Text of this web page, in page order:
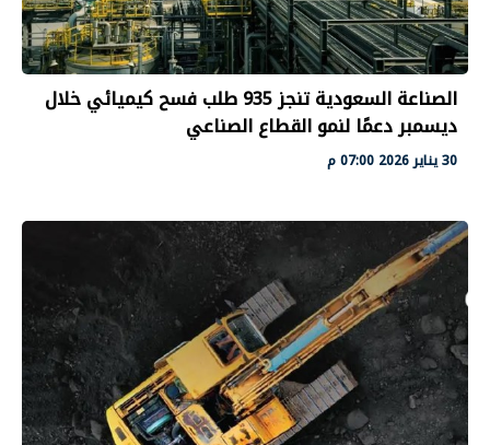
الصناعة السعودية تنجز 935 طلب فسح كيميائي خلال
ديسمبر دعمًا لنمو القطاع الصناعي
30 يناير 2026 07:00 م